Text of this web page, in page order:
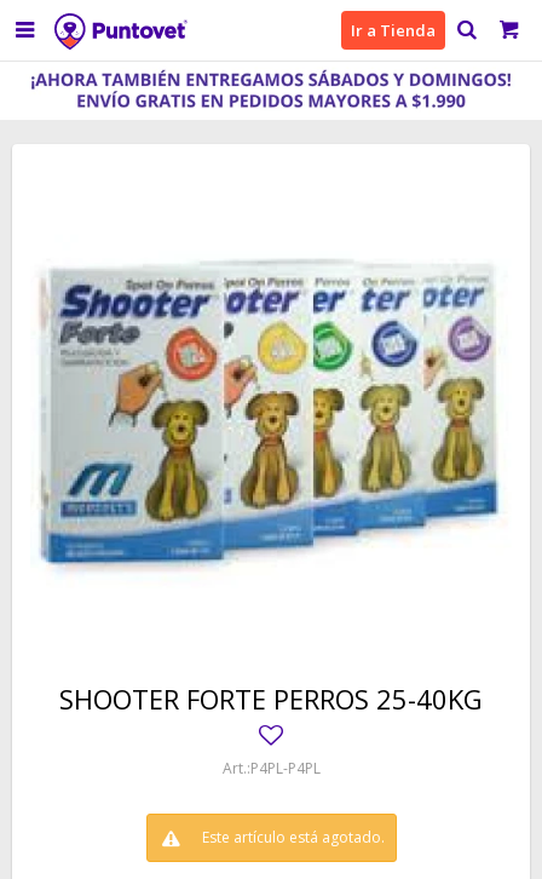
 Ir a Tienda
SHOOTER FORTE PERROS 25-40KG
P4PL-P4PL
Este artículo está agotado.